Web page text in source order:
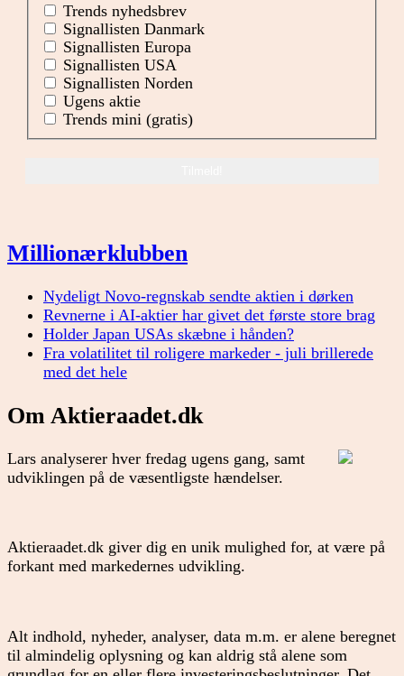
Trends nyhedsbrev
Signallisten Danmark
Signallisten Europa
Signallisten USA
Signallisten Norden
Ugens aktie
Trends mini (gratis)
Millionærklubben
Nydeligt Novo-regnskab sendte aktien i dørken
Revnerne i AI-aktier har givet det første store brag
Holder Japan USAs skæbne i hånden?
Fra volatilitet til roligere markeder - juli brillerede
med det hele
Om Aktieraadet.dk
Lars analyserer hver fredag ugens gang, samt
udviklingen på de væsentligste hændelser.
Aktieraadet.dk giver dig en unik mulighed for, at være på
forkant med markedernes udvikling.
Alt indhold, nyheder, analyser, data m.m. er alene beregnet
til almindelig oplysning og kan aldrig stå alene som